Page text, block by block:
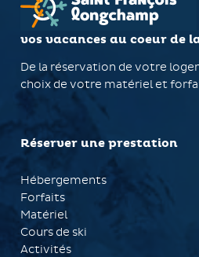
vos vacances au coeur de
De la réservation de votre
choix de votre matériel et
Réserver une prestation
Hébergements
Forfaits
Matériel
Cours de ski
Activités